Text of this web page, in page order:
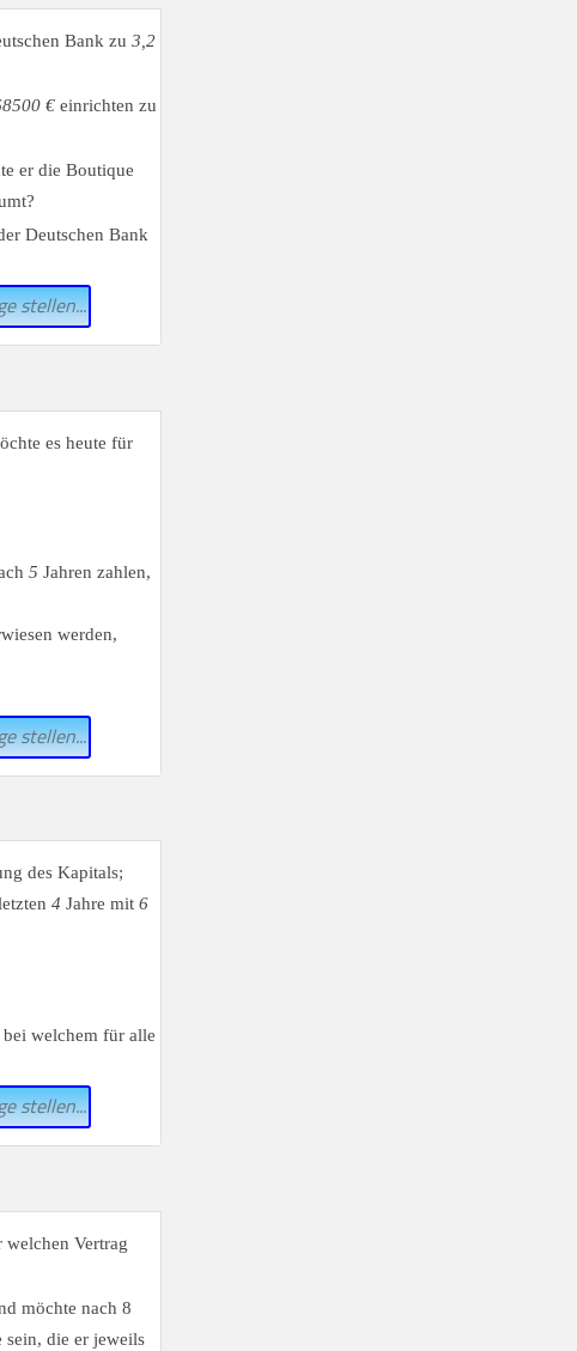
Bank zu 3,2
€ einrichten zu
er die Boutique
Deutschen Bank
stellen...
es heute für
5 Jahren zahlen,
werden,
stellen...
des Kapitals;
4 Jahre mit 6
welchem für alle
stellen...
welchen Vertrag
möchte nach 8
sein, die er jeweils